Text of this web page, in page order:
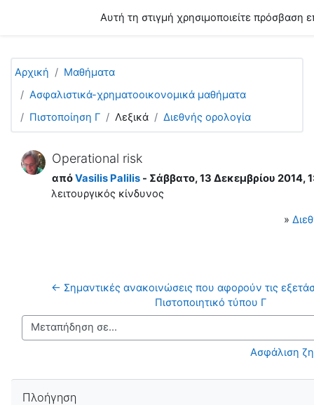
Αυτή τη στιγμή χρησιμοποιείτε πρόσβαση
Αρχική
Μαθήματα
Ασφαλιστικά-χρηματοοικονομικά μαθήματα
Πιστοποίηση Γ
Λεξικά Διεθνής ορολογία
Operational risk
απόVasilis Palilis- Σάββατο, 13 Δεκεμβρίου 2014,
λειτουργικός κίνδυνος
»
← Σημαντικές ανακοινώσεις που αφορούν τις
Πιστοποιητικό τύπου Γ
Μεταπήδηση σε...
Ασφάλιση
Πλοήγηση